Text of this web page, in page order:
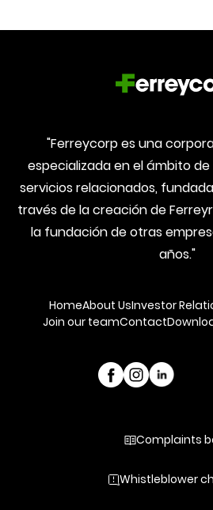
"Ferreycorp es una
especializada en el ámbito
servicios relacionados,
través de la creación de
la fundación de otras
años."
HomeAbout UsInvestor
Join our teamContact
Complaints
Whistleblower